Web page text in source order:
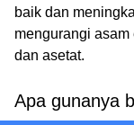
baik dan
mengurangi
dan asetat.
Apa gunanya